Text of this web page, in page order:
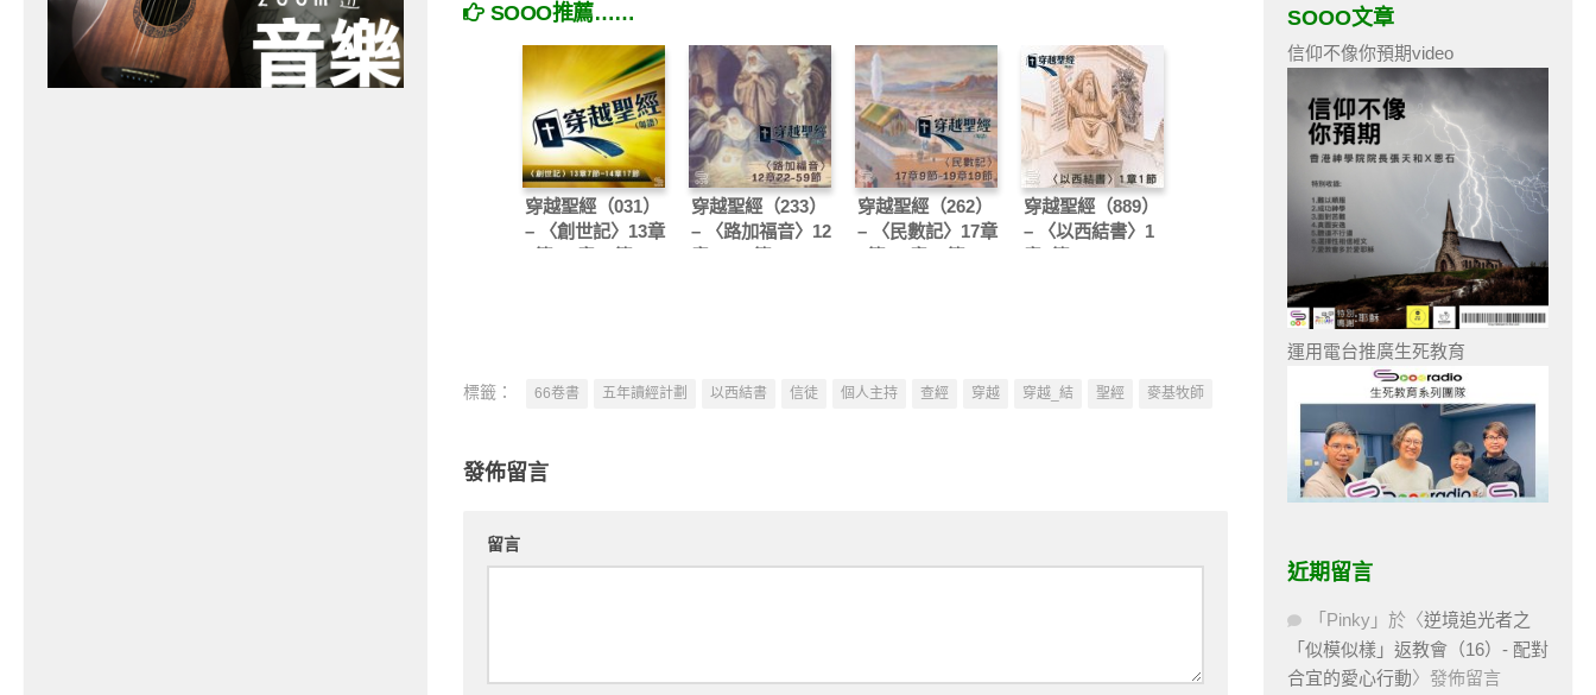
SOOO推薦……
穿越聖經（031）
– 〈創世記〉13章
穿越聖經（233）
– 〈路加福音〉12
穿越聖經（262）
– 〈民數記〉17章
穿越聖經（889）
– 〈以西結書〉1
標籤： 66卷書 五年讀經計劃 以西結書 信徒 個人主持 查經 穿越 穿越_結 聖經 麥基牧師
發佈留言
留言
SOOO文章
信仰不像你預期video
運用電台推廣生死教育
近期留言
「 Pinky 」於〈逆境追光者之
「似模似樣」返教會（16）- 配對
合宜的愛心行動〉發佈留言